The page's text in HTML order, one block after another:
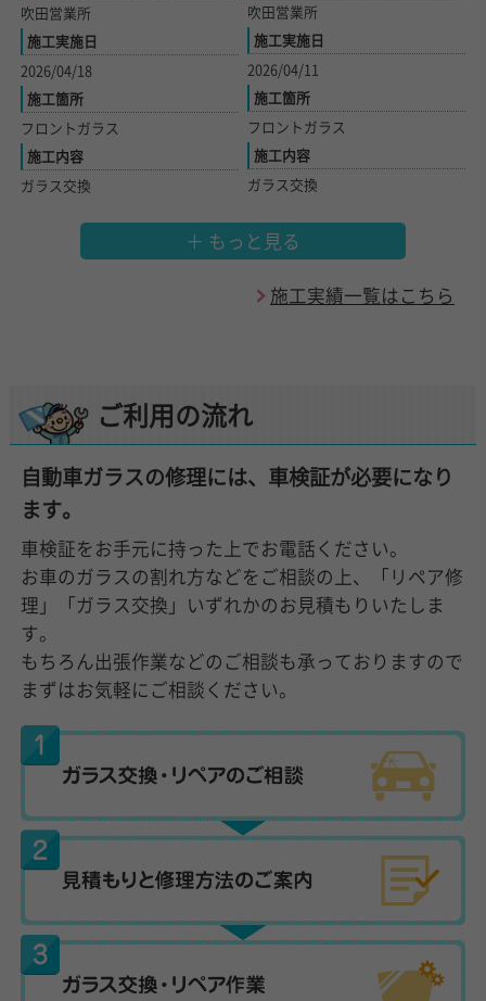
吹田営業所
施工実施日
2026/04/18
施工箇所
フロントガラス
施工内容
ガラス交換
吹田営業所
施工実施日
2026/04/11
施工箇所
フロントガラス
施工内容
ガラス交換
もっと見る
施工実績一覧はこちら
ご利用の流れ
自動車ガラスの修理には、車検証が必要になり
ます。
車検証をお手元に持った上でお電話ください。
お車のガラスの割れ方などをご相談の上、「リペア修
理」「ガラス交換」いずれかのお見積もりいたしま
す。
もちろん出張作業などのご相談も承っておりますので
まずはお気軽にご相談ください。